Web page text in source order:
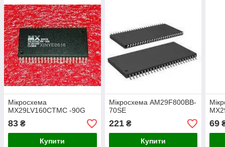
Мікросхема
MX29LV160CTMC -90G
83 ₴
Купити
Мікросхема AM29F800BB-
70SE
221₴
Купити
69